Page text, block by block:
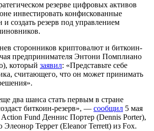
резерве цифровых активов
инвестировать конфискованные
и создать резерв под управлением
сторонников криптовалют и биткоин-
предпринимателя Энтони Помплиано
который заявил: «Представьте себе
считающего, что он может принимать
два шанса стать первым в стране
биткоин-резерв», — сообщил 5 мая
Action Fund Деннис Портер (Dennis Porter),
Элеонор Террет (Eleanor Terrett) из Fox.